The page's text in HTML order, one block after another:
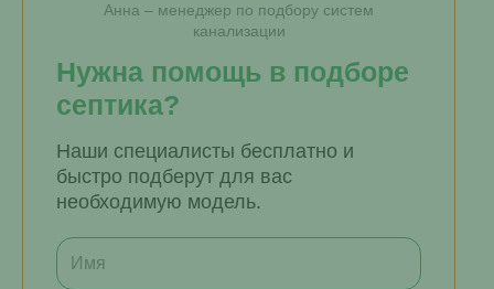
Анна – менеджер по подбору систем
канализации
Нужна помощь в подборе
септика?
Наши специалисты бесплатно и
быстро подберут для вас
необходимую модель.